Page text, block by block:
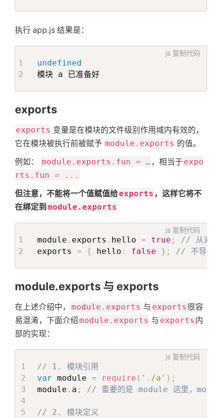
执行 app.js 结果是：
js 复制代码
undefined
模块 a 已准备好
exports
exports 变量是在模块的文件级别作用域内有效的，
它在模块被执行前被赋予 module.exports 的值。
例如：
module.exports.fun = … ，相当于 expo
rts.fun = ...
但注意，不能将一个值赋值给exports ，这样它将不
在绑定到 module.exports
js 复制代码
module . exports . hello = true ;
// 从对模
exports = { hello : false } ; // 不导出，
module.exports 与 exports
在上述介绍中， module.exports 与 exports很容
易混淆，下面介绍module.exports 与 exports 内
部的实现：
js 复制代码
// 1. 模块引用
var module = require ( './a' ) ;
module . a ; // 重要的是 module 这里，
// 2. 模块定义